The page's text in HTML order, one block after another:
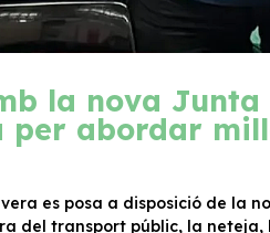
la nova Junta
per abordar
es posa a disposició de la
del transport públic, la neteja,